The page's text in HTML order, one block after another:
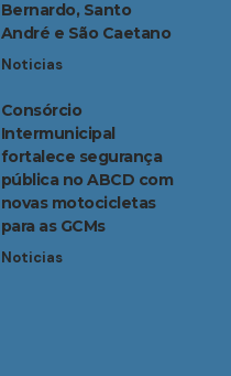
Bernardo, Santo
André e São Caetano
Noticias
Consórcio
Intermunicipal
fortalece segurança
pública no ABCD com
novas motocicletas
para as GCMs
Noticias